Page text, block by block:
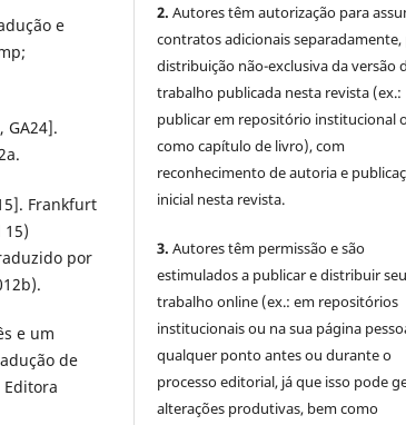
e
GA24].
Frankfurt
15)
por
e um
de
Editora
2. Autores têm autorização para
contratos adicionais separadamente,
distribuição não-exclusiva da versão
trabalho publicada nesta revista (ex.:
publicar em repositório institucional
como capítulo de livro), com
reconhecimento de autoria e
inicial nesta revista.
3. Autores têm permissão e são
estimulados a publicar e distribuir seu
trabalho online (ex.: em repositórios
institucionais ou na sua página
qualquer ponto antes ou durante o
processo editorial, já que isso pode
alterações produtivas, bem como